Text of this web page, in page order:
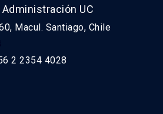
UC
Macul. Santiago, Chile
2 2354 4028